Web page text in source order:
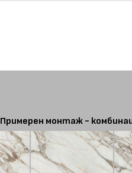
Примерен монтаж -